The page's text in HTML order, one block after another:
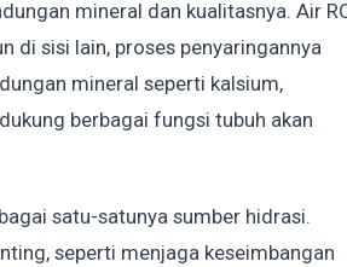
mineral dan kualitasnya. Air
di sisi lain, proses penyaringannya
mineral seperti kalsium,
berbagai fungsi tubuh akan
satu-satunya sumber hidrasi.
seperti menjaga keseimbangan